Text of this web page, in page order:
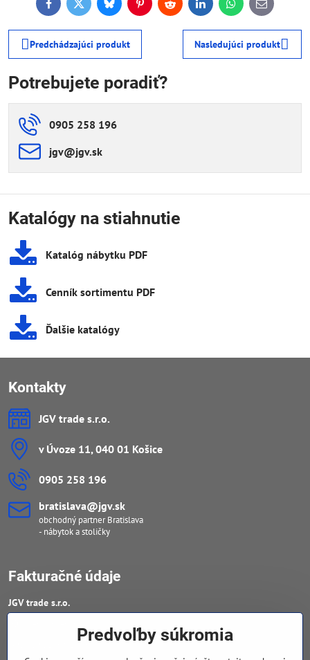
FacebookTwitterBlueskyPinterestReddit LinkedInWhatsApp
E-
mail
Predchádzajúci produkt Nasledujúci produkt
Potrebujete poradiť?
0905 258 196
jgv​@jgv​.sk
Katalógy na stiahnutie
Katalóg nábytku PDF
Cenník sortimentu PDF
Ďalšie katalógy
Kontakty
JGV trade s​.r​.o​.
v Úvoze 11, 040 01 Košice
0905 258 196
bratislava​@jgv​.sk
obchodný partner Bratislava
- nábytok a stoličky
Fakturačné údaje
JGV trade s​.r​.o​.
DIČ : 20223652906Predvoľby súkromia